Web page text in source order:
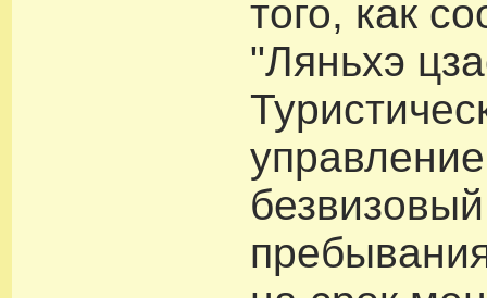
того, как
"Ляньхэ